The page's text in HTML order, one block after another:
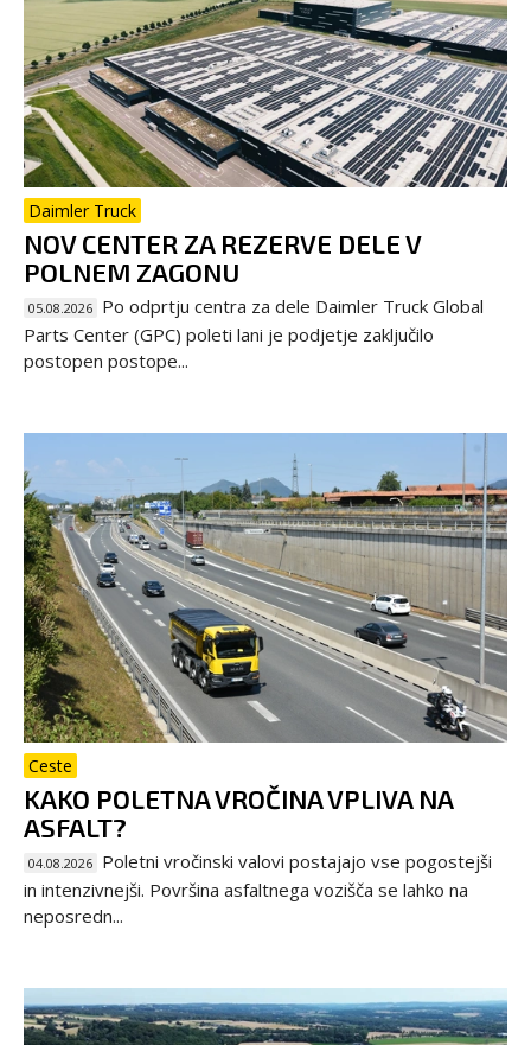
Daimler Truck
NOV CENTER ZA REZERVE DELE V
POLNEM ZAGONU
05.08.2026 Po odprtju centra za dele Daimler Truck Global
Parts Center (GPC) poleti lani je podjetje zaključilo
postopen postope...
Ceste
KAKO POLETNA VROČINA VPLIVA NA
ASFALT?
04.08.2026 Poletni vročinski valovi postajajo vse pogostejši
in intenzivnejši. Površina asfaltnega vozišča se lahko na
neposredn...